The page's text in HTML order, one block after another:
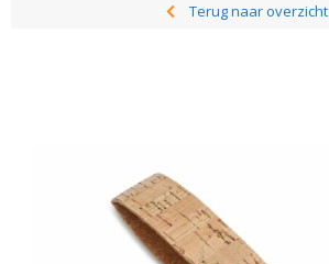
Terug naar overzicht